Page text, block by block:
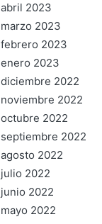
abril 2023
marzo 2023
febrero 2023
enero 2023
diciembre 2022
noviembre 2022
octubre 2022
septiembre 2022
agosto 2022
julio 2022
junio 2022
mayo 2022